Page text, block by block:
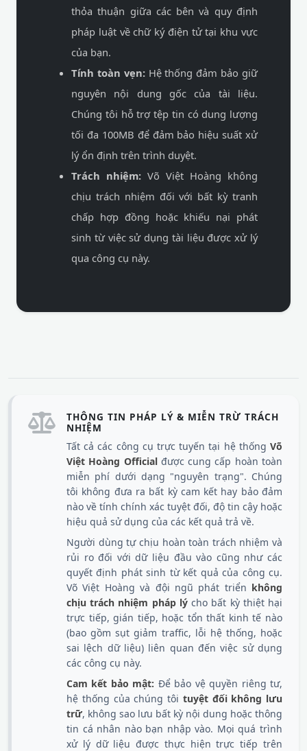
thỏa thuận giữa các bên và quy định
pháp luật về chữ ký điện tử tại khu vực
của bạn.
Tính toàn vẹn:Hệ thống đảm bảo giữ
nguyên nội dung gốc của tài liệu.
Chúng tôi hỗ trợ tệp tin có dung lượng
tối đa 100MB để đảm bảo hiệu suất xử
lý ổn định trên trình duyệt.
Trách nhiệm: Võ Việt Hoàng không
chịu trách nhiệm đối với bất kỳ tranh
chấp hợp đồng hoặc khiếu nại phát
sinh từ việc sử dụng tài liệu được xử lý
qua công cụ này.
THÔNG TIN PHÁP LÝ & MIỄN TRỪ TRÁCH
NHIỆM
Tất cả các công cụ trực tuyến tại hệ thống Võ
Việt Hoàng Officialđược cung cấp hoàn toàn
miễn phí dưới dạng "nguyên trạng". Chúng
tôi không đưa ra bất kỳ cam kết hay bảo đảm
nào về tính chính xác tuyệt đối, độ tin cậy hoặc
hiệu quả sử dụng của các kết quả trả về.
Người dùng tự chịu hoàn toàn trách nhiệm và
rủi ro đối với dữ liệu đầu vào cũng như các
quyết định phát sinh từ kết quả của công cụ.
Võ Việt Hoàng và đội ngũ phát triển không
chịu trách nhiệm pháp lýcho bất kỳ thiệt hại
trực tiếp, gián tiếp, hoặc tổn thất kinh tế nào
(bao gồm sụt giảm traffic, lỗi hệ thống, hoặc
sai lệch dữ liệu) liên quan đến việc sử dụng
các công cụ này.
Cam kết bảo mật: Để bảo vệ quyền riêng tư,
hệ thống của chúng tôi tuyệt đối không lưu
trữ, không sao lưu bất kỳ nội dung hoặc thông
tin cá nhân nào bạn nhập vào. Mọi quá trình
xử lý dữ liệu được thực hiện trực tiếp trên